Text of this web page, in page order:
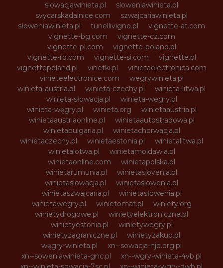
slowacjawinieta.pl
sloweniawinieta.pl
svycarskadalnice.com
szwajcariawinieta.pl
słoweniawinieta.pl
tunellivigno.pl
vignette-at.com
vignette-bg.com
vignette-cz.com
vignette-pl.com
vignette-poland.pl
vignette-ro.com
vignette-si.com
vignette.pl
vignettepoland.pl
vinetki.pl
vinietaelectronica.com
vinieteelectronice.com
wegrywinieta.pl
winieta-austria.pl
winieta-czechy.pl
winieta-litwa.pl
winieta-słowacja.pl
winieta-wegry.pl
winieta-węgry.pl
winieta.org
winietaaustria.pl
winietaaustriaonline.pl
winietaautostradowa.pl
winietabulgaria.pl
winietachorwacja.pl
winietaczechy.pl
winietaestonia.pl
winietalitwa.pl
winietalotwa.pl
winietamoldawia.pl
winietaonline.com
winietapolska.pl
winietarumunia.pl
winietaslovenia.pl
winietaslowacja.pl
winietaslowenia.pl
winietaszwajcaria.pl
winietasłowenia.pl
winietawegry.pl
winietomat.pl
winiety.org
winietydrogowe.pl
winietyelektroniczne.pl
winietyestonia.pl
winietywegry.pl
winietyzagraniczne.pl
winietyzakup.pl
węgry-winieta.pl
xn--sowacja-njb.org.pl
xn--soweniawinieta-gnc.pl
xn--wgry-winieta-4vb.pl